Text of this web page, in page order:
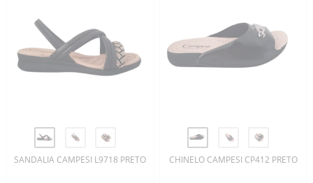
SANDALIA CAMPESI L9718 PRETO CHINELO CAMPESI CP412 PRETO